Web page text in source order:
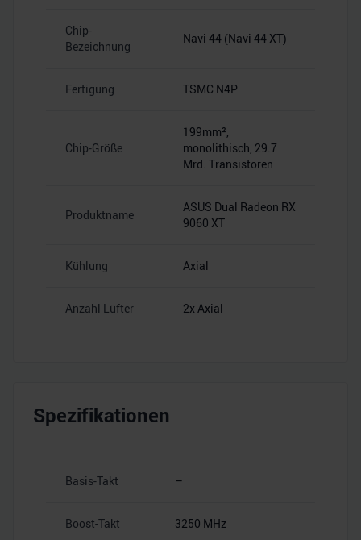
Chip-
Bezeichnung
Navi 44 (Navi 44 XT)
Fertigung TSMC N4P
Chip-Größe
199mm²,
monolithisch, 29.7
Mrd. Transistoren
Produktname
ASUS Dual Radeon RX
9060 XT
Kühlung Axial
Anzahl Lüfter 2x Axial
Spezifikationen
Basis-Takt –
Boost-Takt 3250 MHz